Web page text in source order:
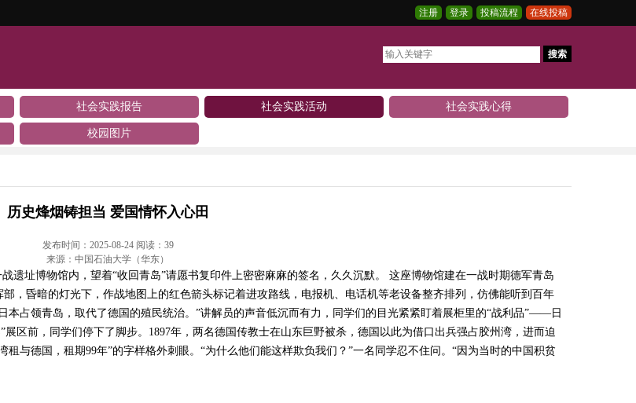
注册 登录 投稿流程 在线投稿
搜索
社会实践报告 社会实践活动 社会实践心得
校园图片
历史烽烟铸担当 爱国情怀入心田
发布时间：2025-08-24 阅读： 39
来源：中国石油大学（华东）
遗址博物馆内，望着“收回青岛”请愿书复印件上密密麻麻的签名，久久沉默。 这座博物馆建在一战时期德军青岛
，昏暗的灯光下，作战地图上的红色箭头标记着进攻路线，电报机、电话机等老设备整齐排列，仿佛能听到百年
本占领青岛，取代了德国的殖民统治。”讲解员的声音低沉而有力，同学们的目光紧紧盯着展柜里的“战利品”——日
区前，同学们停下了脚步。1897年，两名德国传教士在山东巨野被杀，德国以此为借口出兵强占胶州湾，进而迫
与德国，租期99年”的字样格外刺眼。“为什么他们能这样欺负我们？”一名同学忍不住问。“因为当时的中国积贫